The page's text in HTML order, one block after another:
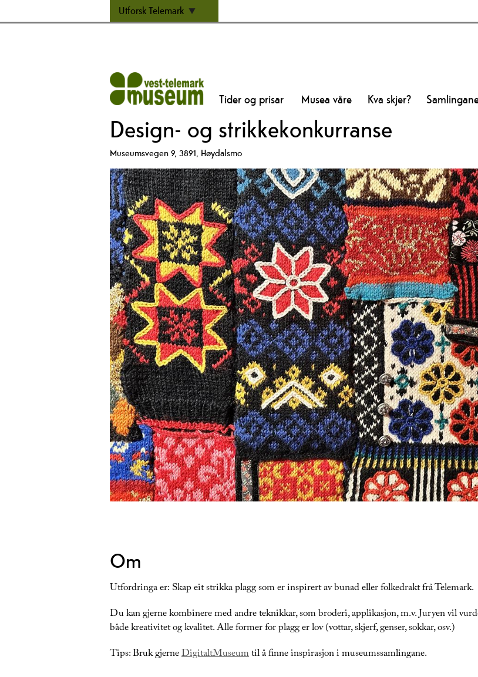
Utforsk Telemark
Tider og prisar Musea våre Kva skjer?
Design- og strikkekonkurranse
Museumsvegen 9, 3891, Høydalsmo
Om
Utfordringa er: Skap eit strikka plagg som er inspirert av bunad eller folkedrakt frå Telemark.
Du kan gjerne kombinere med andre teknikkar, som broderi, applikasjon, m.v. Juryen vil
både kreativitet og kvalitet. Alle former for plagg er lov (vottar, skjerf, genser, sokkar, osv.)
Tips: Bruk gjerneDigitaltMuseumtil å finne inspirasjon i museumssamlingane.